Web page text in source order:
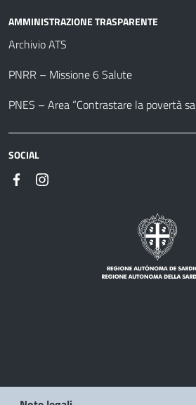
AMMINISTRAZIONE TRASPARENTE
Archivio ATS
PNRR – Missione 6 Salute
PNES – Area “Contrastare la povertà
SOCIAL